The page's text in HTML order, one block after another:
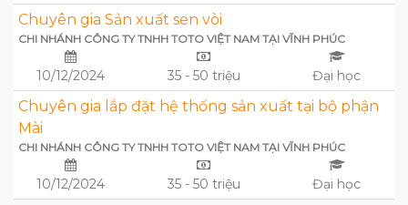
Chuyên gia Sản xuất sen vòi
CHI NHÁNH CÔNG TY TNHH TOTO VIỆT NAM TẠI VĨNH PHÚC
10/12/2024 35 - 50 triệu Đại học
Chuyên gia lắp đặt hệ thống sản xuất tại bộ phận
Mài
CHI NHÁNH CÔNG TY TNHH TOTO VIỆT NAM TẠI VĨNH PHÚC
10/12/2024 35 - 50 triệu Đại học